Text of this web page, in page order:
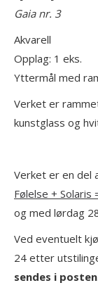
Gaia nr. 3
Akvarell
Opplag: 1 eks.
Yttermål med
Verket er
kunstglass og
Verket er en del
Følelse + Solaris
og med lørdag
Ved eventuelt
24 etter
sendes i